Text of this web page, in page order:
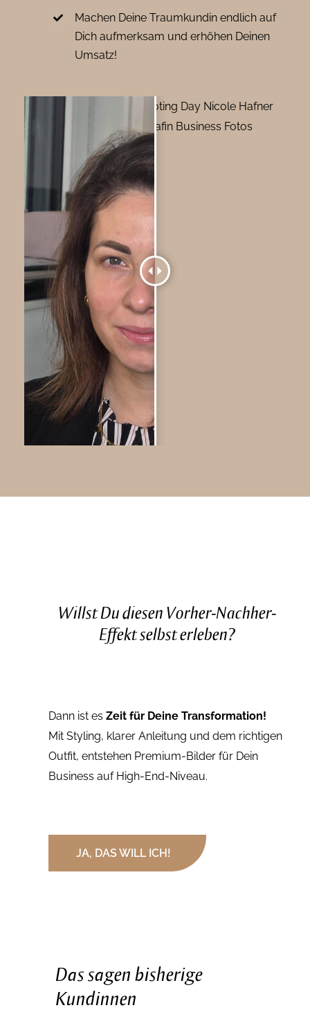
Machen Deine Traumkundin endlich auf
Dich aufmerksam und erhöhen Deinen
Umsatz!
Willst Du diesen Vorher-Nachher-
Effekt selbst erleben?
Dann ist es Zeit für Deine Transformation!
Mit Styling, klarer Anleitung und dem richtigen
Outfit, entstehen Premium-Bilder für Dein
Business auf High-End-Niveau.
JA, DAS WILL ICH!
Das sagen bisherige
Kundinnen